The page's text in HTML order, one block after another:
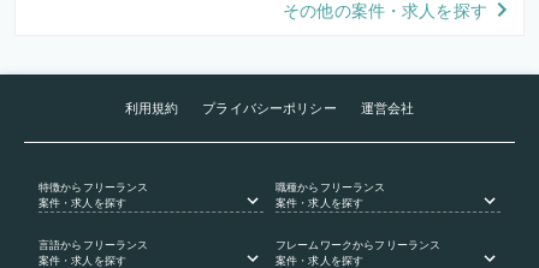
その他の案件・求人を探す
利用規約 プライバシーポリシー 運営会社
特徴からフリーランス
案件・求人を探す
職種からフリーランス
案件・求人を探す
言語からフリーランス
案件・求人を探す
フレームワークからフリーランス
案件・求人を探す